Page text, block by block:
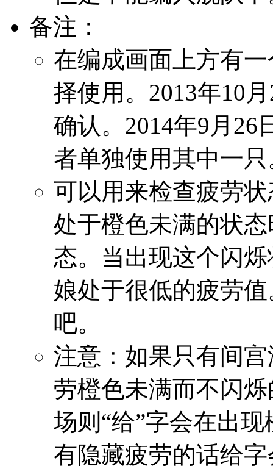
备注：
在编成画面上方有
择使用。2013年10
确认。2014年9月26
者单独使用其中一只
可以用来检查疲劳
处于橙色未满的状
态。当出现这个闪
娘处于很低的疲劳
吧。
注意：如果只有间
劳橙色未满而不闪
场则“给”字会在出
有隐藏疲劳的话给